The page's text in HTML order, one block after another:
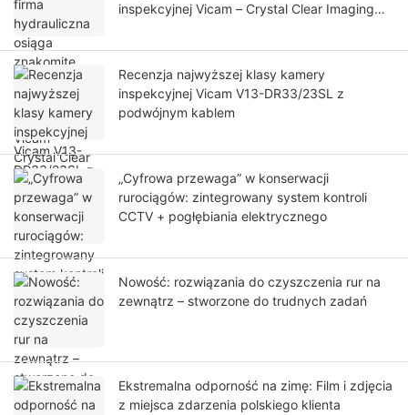
inspekcyjnej Vicam – Crystal Clear Imaging
Recenzja najwyższej klasy kamery
inspekcyjnej Vicam V13-DR33/23SL z
podwójnym kablem
„Cyfrowa przewaga” w konserwacji
rurociągów: zintegrowany system kontroli
CCTV + pogłębiania elektrycznego
Nowość: rozwiązania do czyszczenia rur na
zewnątrz – stworzone do trudnych zadań
Ekstremalna odporność na zimę: Film i zdjęcia
z miejsca zdarzenia polskiego klienta